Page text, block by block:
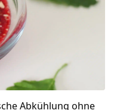
Abkühlung ohne